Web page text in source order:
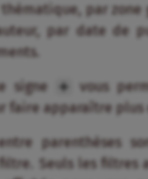
par zone
par date de
signe
vous
faire apparaître plus
parenthèses
Seuls les filtres